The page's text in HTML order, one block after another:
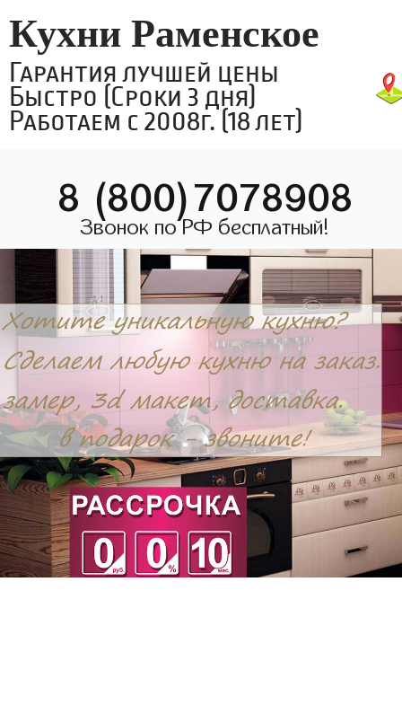
Кухни Раменское
Гарантия лучшей цены
Быстро (Сроки 3 дня)
Работаем с 2008г. (18 лет)
8 (800)7078908
Звонок по РФ бесплатный!